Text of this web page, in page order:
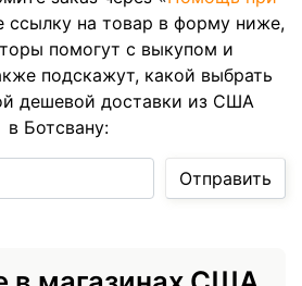
ссылку на товар в форму ниже,
помогут с выкупом и
подскажут, какой выбрать
дешевой доставки из США
в Ботсвану:
Отправить